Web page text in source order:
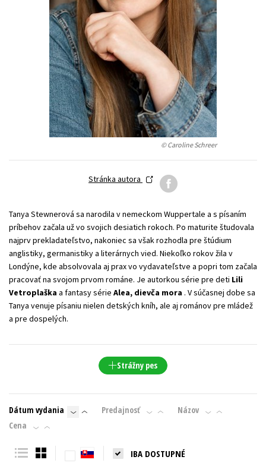
Technické vedy
Učebnice
Umenie a kultúra
Výchova a pedagogika
Young adult
Young adult (SK)
Zdravie a životný štýl
Všetky tituly
© Caroline Schreer
Stránka autora
Tanya Stewnerová sa narodila v nemeckom Wuppertale a s písaním
príbehov začala už vo svojich desiatich rokoch. Po maturite študovala
najprv prekladateľstvo, nakoniec sa však rozhodla pre štúdium
anglistiky, germanistiky a literárnych vied. Niekoľko rokov žila v
Londýne, kde absolvovala aj prax vo vydavateľstve a popri tom začala
pracovať na svojom prvom románe. Je autorkou série pre deti Lili
Vetroplaška a fantasy série Alea, dievča mora . V súčasnej dobe sa
Tanya venuje písaniu nielen detských kníh, ale aj románov pre mládež
a pre dospelých.
Strážny pes
Dátum vydania Predajnosť
Názov
Cena
IBA DOSTUPNÉ